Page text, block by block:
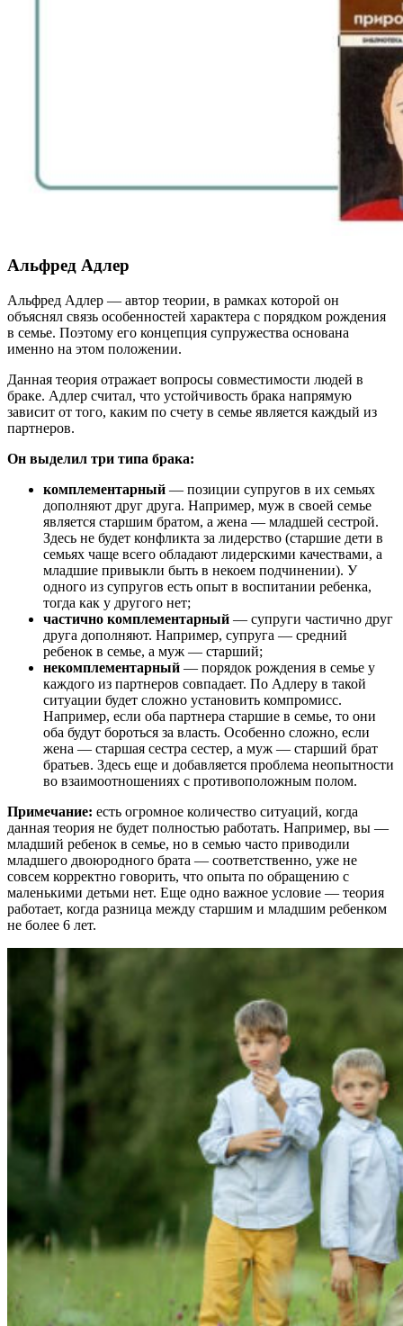
Альфред Адлер
Альфред Адлер — автор теории, в рамках которой он
объяснял связь особенностей характера с порядком рождения
в семье. Поэтому его концепция супружества основана
именно на этом положении.
Данная теория отражает вопросы совместимости людей в
браке. Адлер считал, что устойчивость брака напрямую
зависит от того, каким по счету в семье является каждый из
партнеров.
Он выделил три типа брака:
комплементарный — позиции супругов в их семьях
дополняют друг друга. Например, муж в своей семье
является старшим братом, а жена — младшей сестрой.
Здесь не будет конфликта за лидерство (старшие дети в
семьях чаще всего обладают лидерскими качествами, а
младшие привыкли быть в некоем подчинении). У
одного из супругов есть опыт в воспитании ребенка,
тогда как у другого нет;
частично комплементарный — супруги частично друг
друга дополняют. Например, супруга — средний
ребенок в семье, а муж — старший;
некомплементарный — порядок рождения в семье у
каждого из партнеров совпадает. По Адлеру в такой
ситуации будет сложно установить компромисс.
Например, если оба партнера старшие в семье, то они
оба будут бороться за власть. Особенно сложно, если
жена — старшая сестра сестер, а муж — старший брат
братьев. Здесь еще и добавляется проблема неопытности
во взаимоотношениях с противоположным полом.
Примечание: есть огромное количество ситуаций, когда
данная теория не будет полностью работать. Например, вы —
младший ребенок в семье, но в семью часто приводили
младшего двоюродного брата — соответственно, уже не
совсем корректно говорить, что опыта по обращению с
маленькими детьми нет. Еще одно важное условие — теория
работает, когда разница между старшим и младшим ребенком
не более 6 лет.